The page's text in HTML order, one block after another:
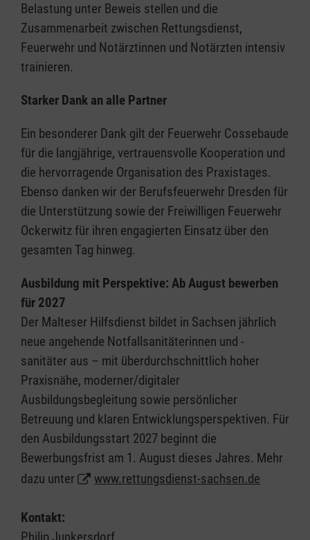
Belastung unter Beweis stellen und die
Zusammenarbeit zwischen Rettungsdienst,
Feuerwehr und Notärztinnen und Notärzten intensiv
trainieren.
Starker Dank an alle Partner
Ein besonderer Dank gilt der Feuerwehr Cossebaude
für die langjährige, vertrauensvolle Kooperation und
die hervorragende Organisation des Praxistages.
Ebenso danken wir der Berufsfeuerwehr Dresden für
die Unterstützung sowie der Freiwilligen Feuerwehr
Ockerwitz für ihren engagierten Einsatz über den
gesamten Tag hinweg.
Ausbildung mit Perspektive: Ab August bewerben
für 2027
Der Malteser Hilfsdienst bildet in Sachsen jährlich
neue angehende Notfallsanitäterinnen und -
sanitäter aus – mit überdurchschnittlich hoher
Praxisnähe, moderner/digitaler
Ausbildungsbegleitung sowie persönlicher
Betreuung und klaren Entwicklungsperspektiven. Für
den Ausbildungsstart 2027 beginnt die
Bewerbungsfrist am 1. August dieses Jahres. Mehr
dazu unter
www.rettungsdienst-sachsen.de
Kontakt: